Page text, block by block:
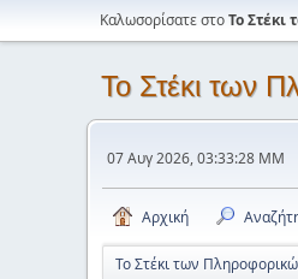
Καλωσορίσατε στοΤο Στέκι
Το Στέκι των
07 Αυγ 2026, 03:33:28 ΜΜ
Αρχική
Το Στέκι των